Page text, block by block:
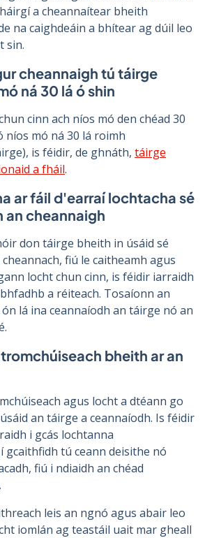
a cheannaítear bheith
na caighdeáin a bhítear ag dúil leo
sin.
cheannaigh tú táirge
ná 30 lá ó shin
cinn ach níos mó den chéad 30
níos mó ná 30 lá roimh
is féidir, de ghnáth, táirge
a fháil.
ar fáil d'earraí lochtacha sé
an cheannaigh
don táirge bheith in úsáid sé
fiú le caitheamh agus
locht chun cinn, is féidir iarraidh
a réiteach. Tosaíonn an
lá ina ceannaíodh an táirge nó an
bheith ar an
agus locht a dtéann go
an táirge a ceannaíodh. Is féidir
i gcás lochtanna
gcaithfidh tú ceann deisithe nó
fiú i ndiaidh an chéad
leis an ngnó agus abair leo
iomlán ag teastáil uait mar gheall